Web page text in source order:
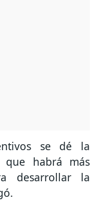
se dé la
que habrá más
desarrollar la